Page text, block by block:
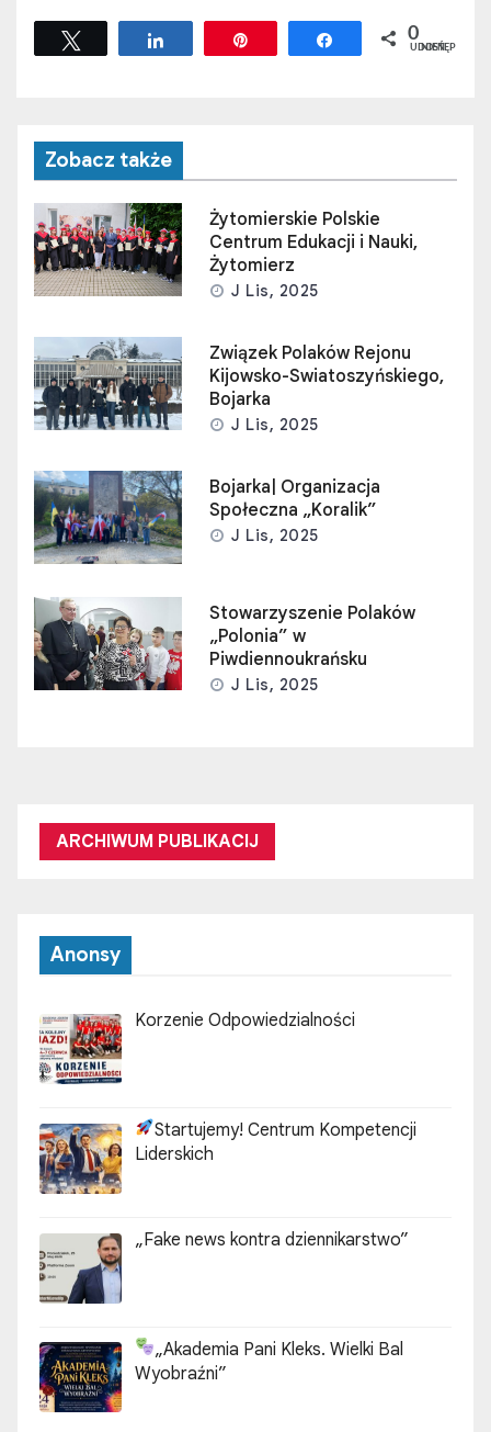
Udostępnij Udostępnij
0
UDOSTĘPNIEŃ
Zobacz także
Żytomierskie Polskie
Centrum Edukacji i Nauki,
Żytomierz
J Lis, 2025
Związek Polaków Rejonu
Kijowsko-Swiatoszyńskiego,
Bojarka
J Lis, 2025
Bojarka| Organizacja
Społeczna „Koralik”
J Lis, 2025
Stowarzyszenie Polaków
„Polonia” w
Piwdiennoukrańsku
J Lis, 2025
ARCHIWUM PUBLIKACIJ
Anonsy
Korzenie Odpowiedzialności
Startujemy! Centrum Kompetencji
Liderskich
„Fake news kontra dziennikarstwo”
„Akademia Pani Kleks. Wielki Bal
Wyobraźni”